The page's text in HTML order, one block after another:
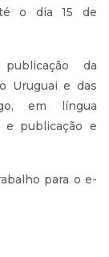
o dia 15 de
da
Uruguai e das
em língua
e publicação e
para o e-